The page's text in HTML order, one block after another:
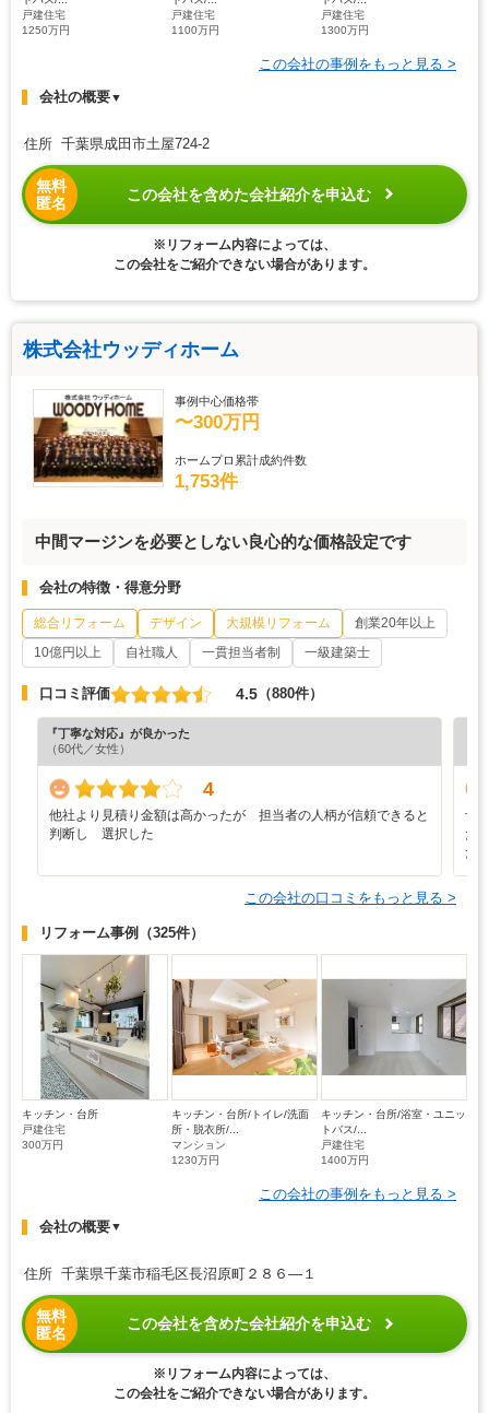
戸建住宅
1250万円
戸建住宅
1100万円
戸建住宅
1300万円
この会社の事例をもっと見る >
会社の概要▼
住所 千葉県成田市土屋724-2
無料
匿名
この会社を含めた会社紹介を申込む
※リフォーム内容によっては、
この会社をご紹介できない場合があります。
株式会社ウッディホーム
事例中心価格帯
〜300万円
ホームプロ累計成約件数
1,753件
中間マージンを必要としない良心的な価格設定です
会社の特徴・得意分野
総合リフォーム デザイン 大規模リフォーム
創業20年以上
10億円以上
自社職人 一貫担当者制 一級建築士
口コミ評価 4.5 （880件）
『丁寧な対応』が良かった
（60代／女性）
4
他社より見積り金額は高かったが 担当者の人柄が信頼できると
判断し 選択した
予
た
た
この会社の口コミをもっと見る >
リフォーム事例 （325件）
キッチン・台所
戸建住宅
300万円
キッチン・台所/トイレ/洗面
所・脱衣所/...
マンション
1230万円
キッチン・台所/浴室・ユニッ
トバス/...
戸建住宅
1400万円
この会社の事例をもっと見る >
会社の概要▼
住所 千葉県千葉市稲毛区長沼原町２８６―１
無料
匿名
この会社を含めた会社紹介を申込む
※リフォーム内容によっては、
この会社をご紹介できない場合があります。